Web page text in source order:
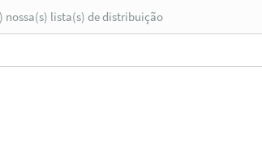
nossa(s) lista(s) de distribuição